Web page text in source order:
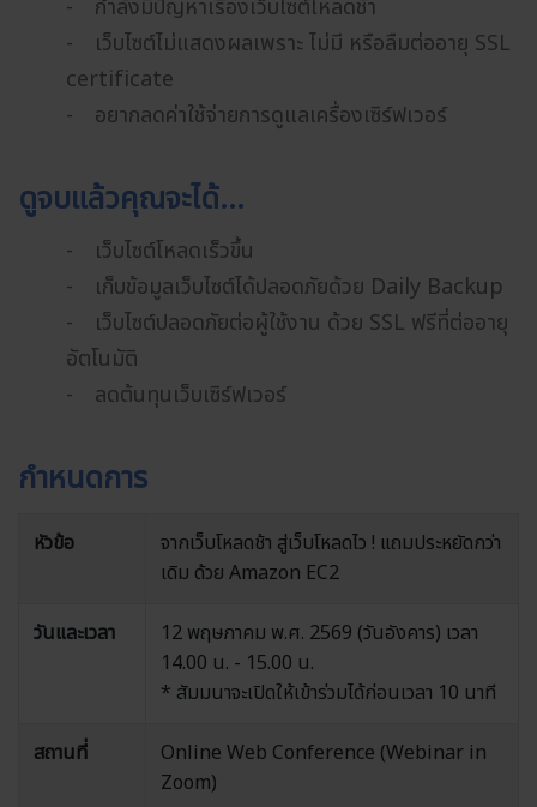
- กำลังมีปัญหาเรื่องเว็บไซต์โหลดช้า
- เว็บไซต์ไม่แสดงผลเพราะ ไม่มี หรือลืมต่ออายุ SSL
certificate
- อยากลดค่าใช้จ่ายการดูแลเครื่องเซิร์ฟเวอร์
ดูจบแล้วคุณจะได้…
- เว็บไซต์โหลดเร็วขึ้น
- เก็บข้อมูลเว็บไซต์ได้ปลอดภัยด้วย Daily Backup
- เว็บไซต์ปลอดภัยต่อผู้ใช้งาน ด้วย SSL ฟรีที่ต่ออายุ
อัตโนมัติ
- ลดต้นทุนเว็บเซิร์ฟเวอร์
กำหนดการ
หัวข้อ
จากเว็บโหลดช้า สู่เว็บโหลดไว ! แถมประหยัดกว่า
เดิม ด้วย Amazon EC2
วันและเวลา
12 พฤษภาคม พ.ศ. 2569 (วันอังคาร) เวลา
14.00 น. - 15.00 น.
* สัมมนาจะเปิดให้เข้าร่วมได้ก่อนเวลา 10 นาที
สถานที่
Online Web Conference (Webinar in
Zoom)